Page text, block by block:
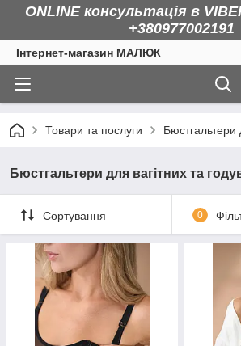
ONLINE консультація в
+380977002191
Інтернет-магазин МАЛЮК
Товари та послуги Бюстгальтери
Бюстгальтери для вагітних та
Сортування 0